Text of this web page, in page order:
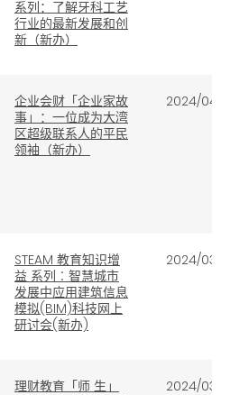
系列：了解牙科工艺
行业的最新发展和创
新（新办）
企业会财「企业家故
事」：一位成为大湾
区超级联系人的平民
领袖（新办）
2024/04/11
STEAM 教育知识增
益 系列︰智慧城市
发展中应用建筑信息
模拟(BIM)科技网上
研讨会(新办)
2024/03/
理财教育「师 生」
2024/03/